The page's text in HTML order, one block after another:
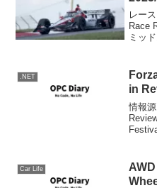
レー
Race
ミッ
.NET
in
情報
Car Life